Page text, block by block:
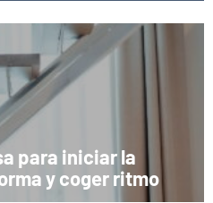
para iniciar la
y coger ritmo